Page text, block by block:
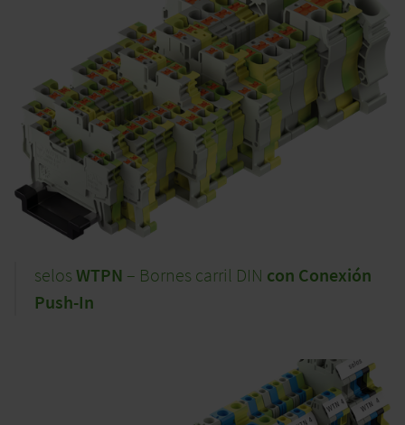
selos WTPN – Bornes carril DIN con Conexión
Push-In